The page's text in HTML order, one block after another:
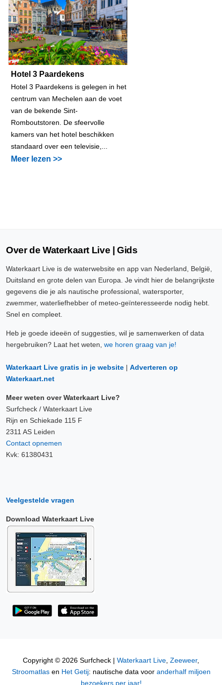
Hotel 3 Paardekens
Hotel 3 Paardekens is gelegen in het
centrum van Mechelen aan de voet
van de bekende Sint-
Romboutstoren. De sfeervolle
kamers van het hotel beschikken
standaard over een televisie,...
Meer lezen >>
Over de Waterkaart Live | Gids
Waterkaart Live is de waterwebsite en app van Nederland, België,
Duitsland en grote delen van Europa. Je vindt hier de belangrijkste
gegevens die je als nautische professional, watersporter,
zwemmer, waterliefhebber of meteo-geïnteresseerde nodig hebt.
Snel en compleet.
Heb je goede ideeën of suggesties, wil je samenwerken of data
hergebruiken? Laat het weten, we horen graag van je!
Waterkaart Live gratis in je website | Adverteren op
Waterkaart.net
Meer weten over Waterkaart Live?
Surfcheck / Waterkaart Live
Rijn en Schiekade 115 F
2311 AS Leiden
Contact opnemen
Kvk: 61380431
Veelgestelde vragen
Download Waterkaart Live
Copyright © 2026 Surfcheck | Waterkaart Live, Zeeweer,
Stroomatlasen Het Getij: nautische data voor anderhalf miljoen
bezoekers per jaar!